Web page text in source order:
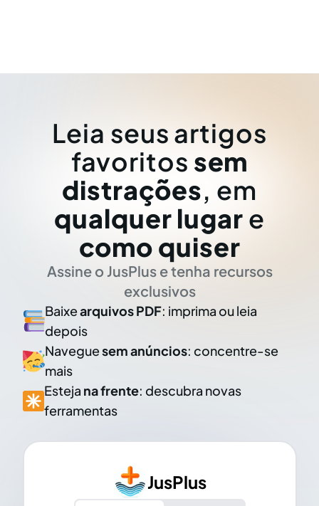
Leia seus artigos
favoritos sem
distrações, em
qualquer lugar e
como quiser
Assine o JusPlus e tenha recursos
exclusivos
Baixearquivos PDF: imprima ou leia
depois
Naveguesem anúncios: concentre-se
mais
Esteja na frente: descubra novas
ferramentas
JusPlus